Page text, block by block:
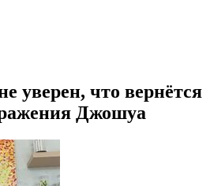
уверен, что вернётся
Джошуа